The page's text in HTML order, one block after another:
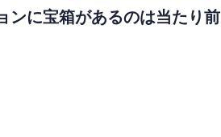
に宝箱があるのは当たり前